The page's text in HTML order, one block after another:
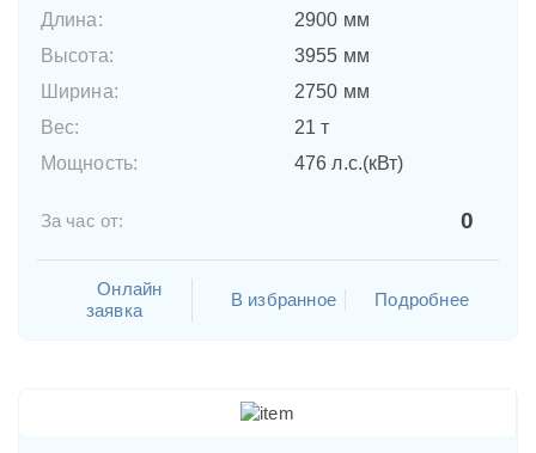
Длина:
2900 мм
Высота:
3955 мм
Ширина:
2750 мм
Вес:
21 т
Мощность:
476 л.с.(кВт)
За час от: 0
Онлайн
заявка
В избранное Подробнее